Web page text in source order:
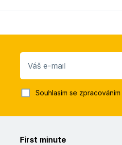
Váš e-mail
Souhlasím se zpracováním
First minute